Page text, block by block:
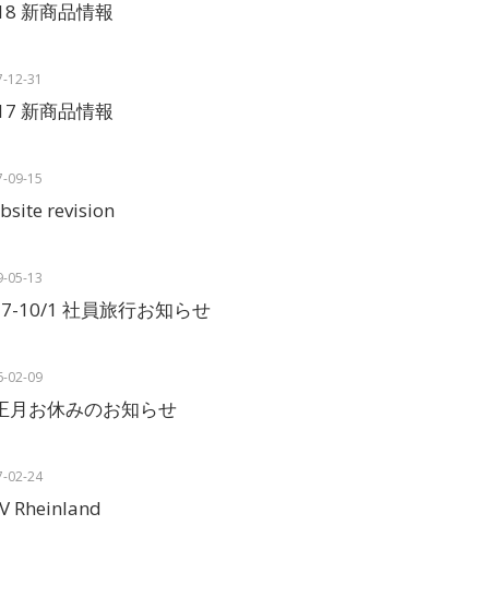
新商品情報
12-31
新商品情報
09-15
revision
05-13
10/1 社員旅行お知らせ
02-09
月お休みのお知らせ
02-24
Rheinland